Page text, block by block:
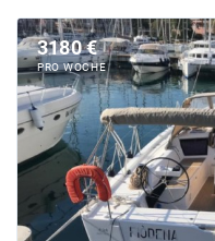
3180 €
PRO WOCHE